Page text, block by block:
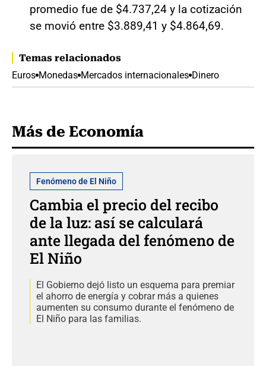
promedio fue de $4.737,24 y la cotización
se movió entre $3.889,41 y $4.864,69.
Temas relacionados
Euros Monedas Mercados internacionales Dinero
Más de Economía
Fenómeno de El Niño
Cambia el precio del recibo
de la luz: así se calculará
ante llegada del fenómeno de
El Niño
El Gobierno dejó listo un esquema para premiar
el ahorro de energía y cobrar más a quienes
aumenten su consumo durante el fenómeno de
El Niño para las familias.